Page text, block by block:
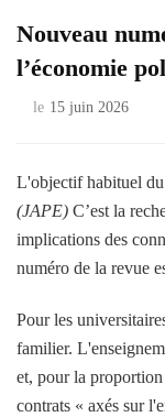
Nouveau
l’économie
le 15 juin 2026
L'objectif habituel du
(JAPE) C’est la
implications des
numéro de la revue
Pour les
familier.
et, pour la
contrats « axés sur